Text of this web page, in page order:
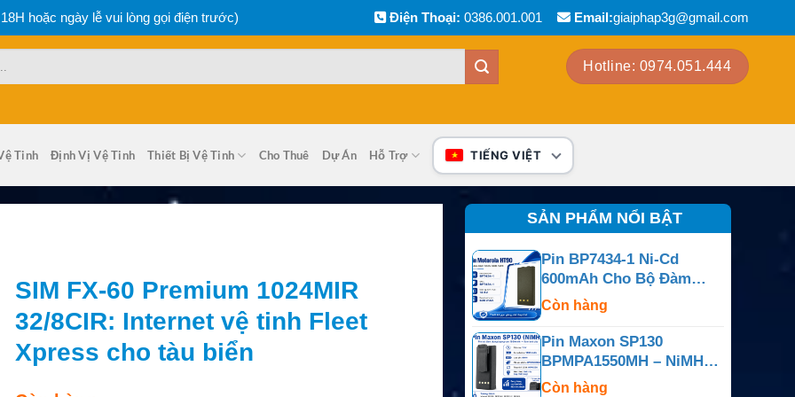
hoặc ngày lễ vui lòng gọi điện trước) Điện Thoại: 0386.001.001 Email:giaiphap3g@gmail.com
Hotline: 0974.051.444
Tinh Định Vị Vệ Tinh Thiết Bị Vệ Tinh Cho Thuê Dự Án Hỗ Trợ TIẾNG VIỆT
SIM FX-60 Premium 1024MIR
32/8CIR: Internet vệ tinh Fleet
Xpress cho tàu biển
SẢN PHẨM NỔI BẬT
Pin BP7434-1 Ni-Cd
600mAh Cho Bộ Đàm
Motorola HT90
Còn hàng
Pin Maxon SP130
BPMPA1550MH – NiMH
7.5V 1800mAh
Còn hàng